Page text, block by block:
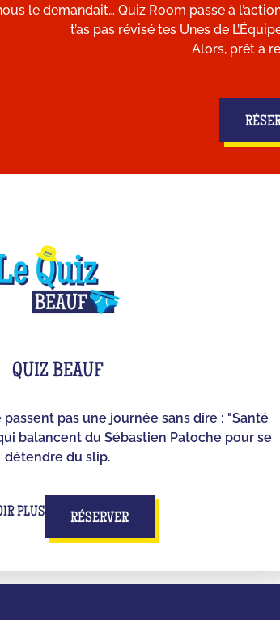
le demandait… Quiz Room passe à
t’as pas révisé tes Unes de
Alors, prêt à
QUIZ BEAUF
pas une journée sans dire : "Santé
balancent du Sébastien Patoche pour se
détendre du slip.
PLUS RÉSERVER